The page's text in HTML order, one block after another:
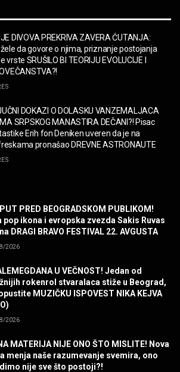
Yo’ Kissin'” BILLY ZZ TOP
Iron Maiden The Writing On The Wall
You! Charlie Watts
DIVOVA PREKRIVA ZAVERA ĆUTANJA:
žele da govore o njima, priznanje postojanja
SRUŠILO BI TEORIJU EVOLUCIJE I
DOKAZI O DOLASKU VANZEMALJACA
SRPSKOG MANASTIRA DEČANI?! Pisac
Erih fon Deniken uveren da je na
pronašao DREVNE ASTRONAUTE
PRED BEOGRADSKOM PUBLIKOM!
pop ikona i evropska zvezda Sakis Ruvas
DRAGI BRAVO FESTIVAL 22. AVGUSTA
2026
U VEČNOST! Jedan od
rokenrol stvaralaca stiže u Beograd,
MUZIČKU ISPOVEST NIKA KEJVA
2026
MATERIJA NIJE ONO ŠTO MISLITE! Nova
menja naše razumevanje svemira, ono
nije sve što postoji?!